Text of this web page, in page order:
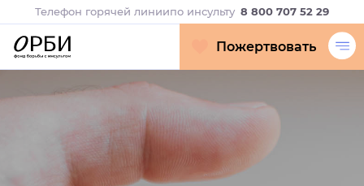
Телефон горячей линиипо инсульту 8 800 707 52 29
Пожертвовать